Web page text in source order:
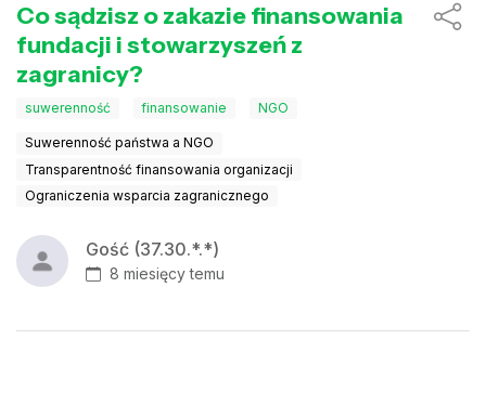
Co sądzisz o zakazie finansowania
fundacji i stowarzyszeń z
zagranicy?
suwerenność finansowanie NGO
Suwerenność państwa a NGO
Transparentność finansowania organizacji
Ograniczenia wsparcia zagranicznego
Gość (37.30.*.*)
8 miesięcy temu